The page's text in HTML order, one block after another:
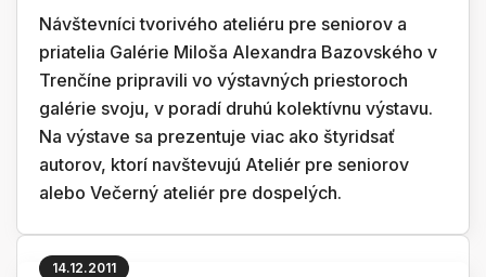
Návštevníci tvorivého ateliéru pre seniorov a
priatelia Galérie Miloša Alexandra Bazovského v
Trenčíne pripravili vo výstavných priestoroch
galérie svoju, v poradí druhú kolektívnu výstavu.
Na výstave sa prezentuje viac ako štyridsať
autorov, ktorí navštevujú Ateliér pre seniorov
alebo Večerný ateliér pre dospelých.
14.12.2011